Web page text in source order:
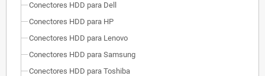
Conectores HDD para Dell
Conectores HDD para HP
Conectores HDD para Lenovo
Conectores HDD para Samsung
Conectores HDD para Toshiba